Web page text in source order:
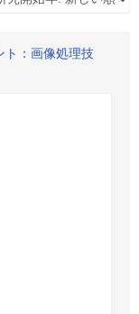
ト：画像処理技